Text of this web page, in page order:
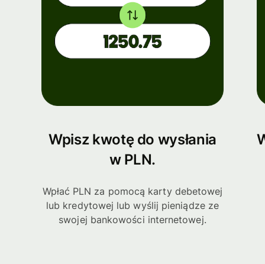
Wpisz kwotę do wysłania
w PLN.
Wpłać PLN za pomocą karty debetowej
lub kredytowej lub wyślij pieniądze ze
swojej bankowości internetowej.